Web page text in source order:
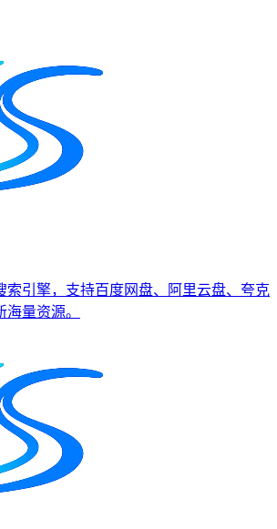
索引擎，支持百度网盘、阿里云盘、夸克
量资源。